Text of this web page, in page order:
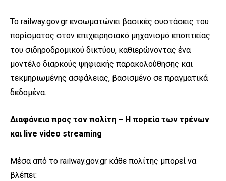
Το railway.gov.gr ενσωματώνει βασικές συστάσεις του
πορίσματος στον επιχειρησιακό μηχανισμό εποπτείας
του σιδηροδρομικού δικτύου, καθιερώνοντας ένα
μοντέλο διαρκούς ψηφιακής παρακολούθησης και
τεκμηριωμένης ασφάλειας, βασισμένο σε πραγματικά
δεδομένα.
Διαφάνεια προς τον πολίτη – Η πορεία των τρένων
και live video streaming
Μέσα από το railway.gov.gr κάθε πολίτης μπορεί να
βλέπει: